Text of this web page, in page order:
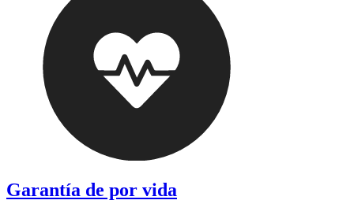
Garantía de por vida